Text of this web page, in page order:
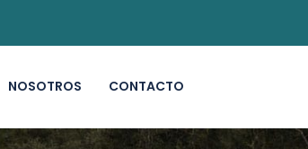
NOSOTROS CONTACTO